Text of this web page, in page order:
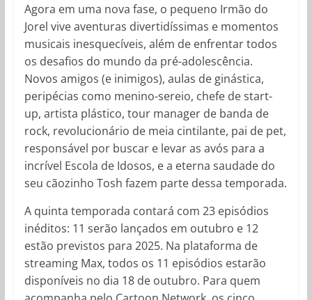
Agora em uma nova fase, o pequeno Irmão do
Jorel vive aventuras divertidíssimas e momentos
musicais inesquecíveis, além de enfrentar todos
os desafios do mundo da pré-adolescência.
Novos amigos (e inimigos), aulas de ginástica,
peripécias como menino-sereio, chefe de start-
up, artista plástico, tour manager de banda de
rock, revolucionário de meia cintilante, pai de pet,
responsável por buscar e levar as avós para a
incrível Escola de Idosos, e a eterna saudade do
seu cãozinho Tosh fazem parte dessa temporada.
A quinta temporada contará com 23 episódios
inéditos: 11 serão lançados em outubro e 12
estão previstos para 2025. Na plataforma de
streaming Max, todos os 11 episódios estarão
disponíveis no dia 18 de outubro. Para quem